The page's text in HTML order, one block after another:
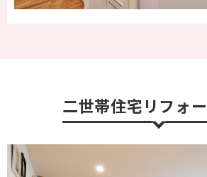
二世帯住宅リフォ